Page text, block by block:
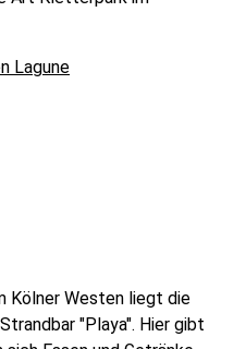
Lagune
Kölner Westen liegt die
"Playa". Hier gibt